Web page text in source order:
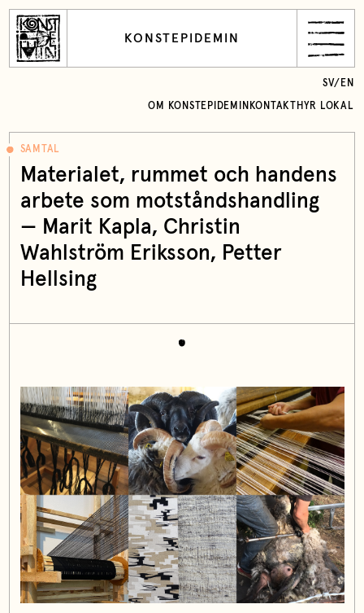
KONSTEPIDEMIN
OM KONSTEPIDEMIN KONTAKT HYR LOKAL
SV/ EN
SAMTAL
Materialet, rummet och handens
arbete som motståndshandling
— Marit Kapla, Christin
Wahlström Eriksson, Petter
Hellsing